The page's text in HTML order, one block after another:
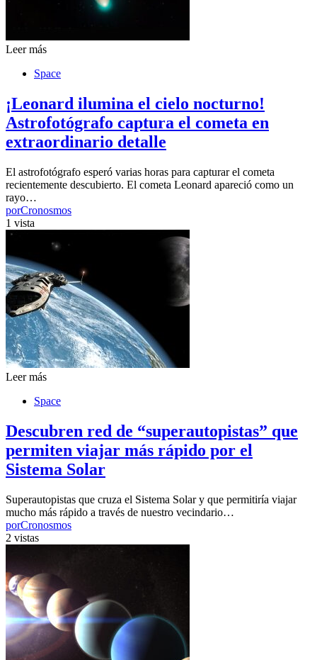
Leer más
Space
¡Leonard ilumina el cielo nocturno!
Astrofotógrafo captura el cometa en
extraordinario detalle
El astrofotógrafo esperó varias horas para capturar el cometa
recientemente descubierto. El cometa Leonard apareció como un
rayo…
porCronosmos
1 vista
Leer más
Space
Descubren red de “superautopistas” que
permiten viajar más rápido por el
Sistema Solar
Superautopistas que cruza el Sistema Solar y que permitiría viajar
mucho más rápido a través de nuestro vecindario…
porCronosmos
2 vistas